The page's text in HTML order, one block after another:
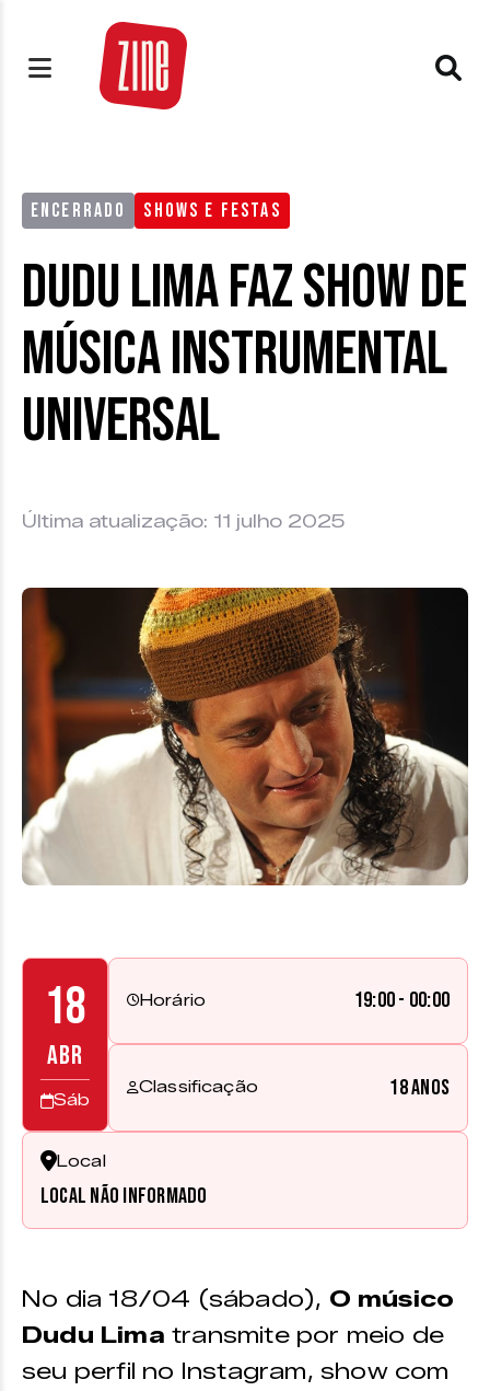
ENCERRADO SHOWS E FESTAS
Dudu Lima faz Show de
Música Instrumental
Universal
Última atualização: 11 julho 2025
18
ABR
Sáb
Horário 19:00 - 00:00
Classificação 18 anos
Local
Local não informado
No dia 18/04 (sábado), O músico
Dudu Lima transmite por meio de
seu perfil no Instagram, show com